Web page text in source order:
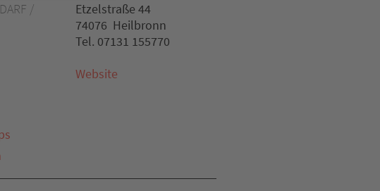
/
Etzelstraße 44
74076 Heilbronn
Tel. 07131 155770
Website